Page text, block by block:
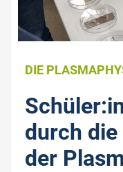
DIE
durch die
der